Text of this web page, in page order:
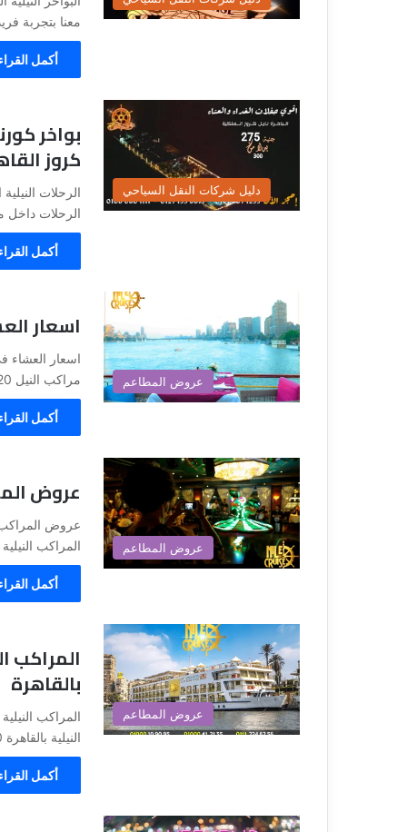
معنا بتجربة
أكمل
دليل شركات النقل السياحي
بواخر
كروز
الرحلات داخل
أكمل
عروض المطاعم
اسعار
مراكب النيل 2020 – عروض مراكب النيل…
أكمل
عروض المطاعم
عروض
المراكب النيلية 2020 – حجز مراكب النيل المتحركة 2020…
أكمل
عروض المطاعم
المراكب
بالقاهرة
النيلية بالقاهرة 2020 – اسعار العشاء علي البواخر…
أكمل